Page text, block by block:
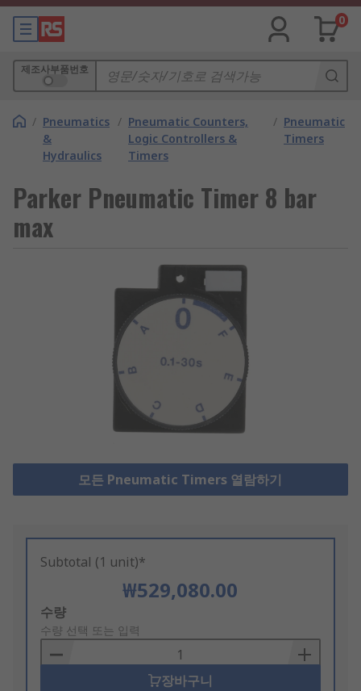
0
제조사부품번호
/ Pneumatics
&
Hydraulics
/ Pneumatic Counters,
Logic Controllers &
Timers
/ Pneumatic
Timers
Parker Pneumatic Timer 8 bar
max
모든 Pneumatic Timers 열람하기
Subtotal (1 unit)*
₩529,080.00
Add
to
Basket
수량
수량 선택 또는 입력
장바구니